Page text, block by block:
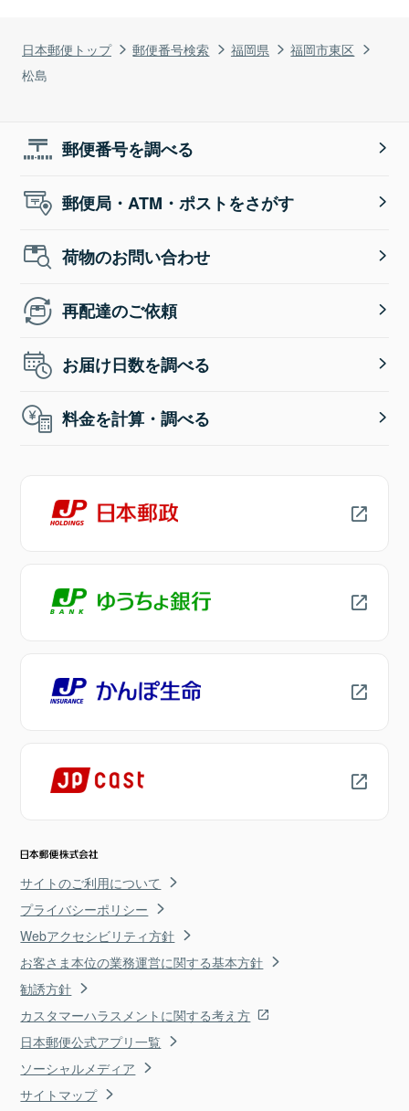
日本郵便トップ 郵便番号検索 福岡県
福岡市東区
松島
郵便番号を調べる
郵便局・ATM・ポストをさがす
荷物のお問い合わせ
再配達のご依頼
お届け日数を調べる
料金を計算・調べる
サイトのご利用について
プライバシーポリシー
Webアクセシビリティ方針
お客さま本位の業務運営に関する基本方針
勧誘方針
カスタマーハラスメントに関する考え方
日本郵便公式アプリ一覧
ソーシャルメディア
サイトマップ